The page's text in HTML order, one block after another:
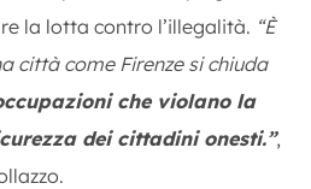
la lotta contro l’illegalità. “È
città come Firenze si chiuda
che violano la
dei cittadini onesti.”,